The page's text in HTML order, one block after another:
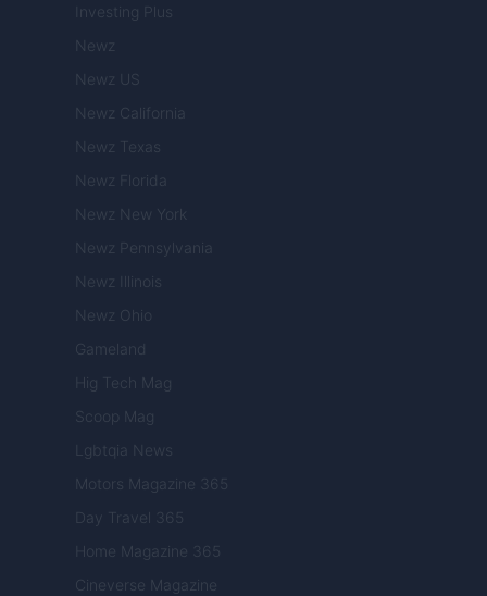
Investing Plus
Newz
Newz US
Newz California
Newz Texas
Newz Florida
Newz New York
Newz Pennsylvania
Newz Illinois
Newz Ohio
Gameland
Hig Tech Mag
Scoop Mag
Lgbtqia News
Motors Magazine 365
Day Travel 365
Home Magazine 365
Cineverse Magazine